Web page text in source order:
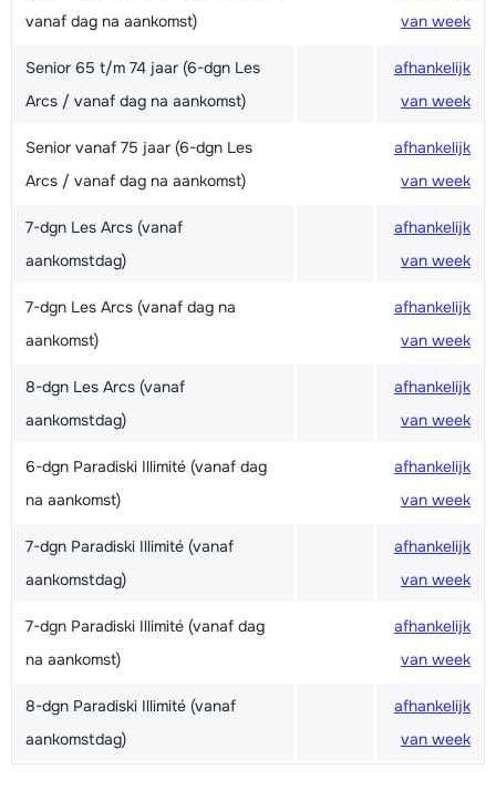
vanaf dag na aankomst)
van week
Senior 65 t/m 74 jaar (6-dgn Les
Arcs / vanaf dag na aankomst)
afhankelijk
van week
Senior vanaf 75 jaar (6-dgn Les
Arcs / vanaf dag na aankomst)
afhankelijk
van week
7-dgn Les Arcs (vanaf
aankomstdag)
afhankelijk
van week
7-dgn Les Arcs (vanaf dag na
aankomst)
afhankelijk
van week
8-dgn Les Arcs (vanaf
aankomstdag)
afhankelijk
van week
6-dgn Paradiski Illimité (vanaf dag
na aankomst)
afhankelijk
van week
7-dgn Paradiski Illimité (vanaf
aankomstdag)
afhankelijk
van week
7-dgn Paradiski Illimité (vanaf dag
na aankomst)
afhankelijk
van week
8-dgn Paradiski Illimité (vanaf
aankomstdag)
afhankelijk
van week